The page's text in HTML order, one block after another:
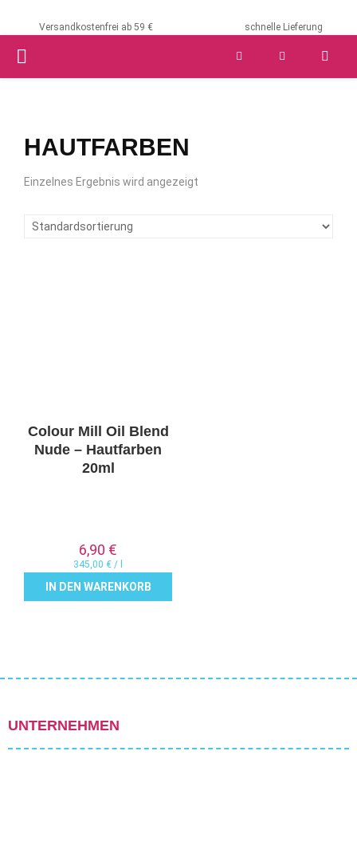
Versandkostenfrei ab 59 € schnelle Lieferung
PRIMARY
HAUTFARBEN
Einzelnes Ergebnis wird angezeigt
Colour Mill Oil Blend
Nude – Hautfarben
20ml
6,90 €
345,00€ /
IN DEN WARENKORB
UNTERNEHMEN